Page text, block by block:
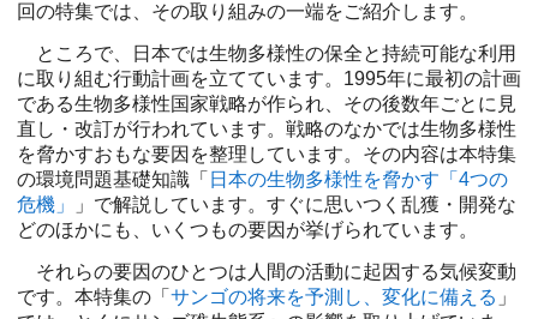
回の特集では、その取り組みの一端をご紹介します。
ところで、日本では生物多様性の保全と持続可能な利用
に取り組む行動計画を立てています。1995年に最初の計画
である生物多様性国家戦略が作られ、その後数年ごとに見
直し・改訂が行われています。戦略のなかでは生物多様性
を脅かすおもな要因を整理しています。その内容は本特集
の環境問題基礎知識「 日本の生物多様性を脅かす「4つの
危機」
」で解説しています。すぐに思いつく乱獲・開発な
どのほかにも、いくつもの要因が挙げられています。
それらの要因のひとつは人間の活動に起因する気候変動
です。本特集の「 サンゴの将来を予測し、変化に備える 」